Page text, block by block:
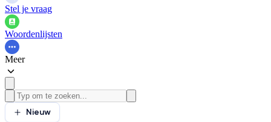
Stel je vraag
Woordenlijsten
Meer
Nieuw